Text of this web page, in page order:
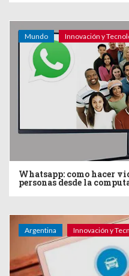
Mundo Innovación y
Whatsapp: como hacer
personas desde la
Argentina Innovación y